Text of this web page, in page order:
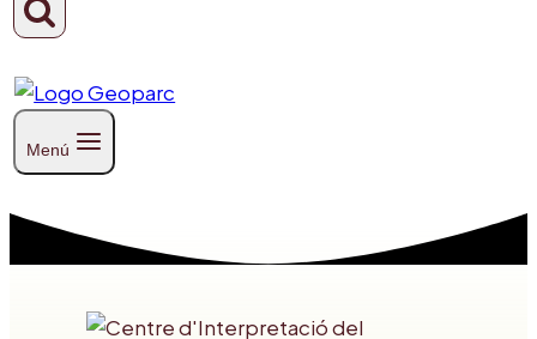
Menú